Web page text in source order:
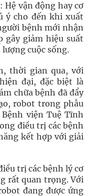
Hệ vận động hay cơ
ý cho đến khi xuất
bệnh mới nhận
gây giảm hiệu suất
cuộc sống.
thời gian qua, với
đại, đặc biệt là
chữa bệnh đã đẩy
robot trong phẫu
viện Tuệ Tĩnh
điều trị các bệnh
kết hợp với giải
trị các bệnh lý cơ
rất quan trọng. Với
đang được ứng